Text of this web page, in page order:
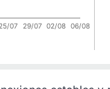
25/07 29/07 02/08 06/08